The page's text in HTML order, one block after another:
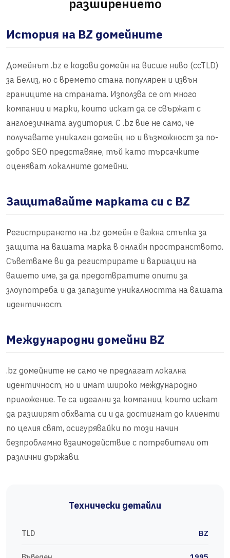
разширението
История на BZ домейните
Домейнът .bz е кодови домейн на висше ниво (ccTLD)
за Белиз, но с времето стана популярен и извън
границите на страната. Използва се от много
компании и марки, които искат да се свържат с
англоезичната аудитория. С .bz вие не само, че
получавате уникален домейн, но и възможност за по-
добро SEO представяне, тъй като търсачките
оценяват локалните домейни.
Защитавайте марката си с BZ
Регистрирането на .bz домейн е важна стъпка за
защита на вашата марка в онлайн пространството.
Съветваме ви да регистрирате и вариации на
вашето име, за да предотвратите опити за
злоупотреба и да запазите уникалността на вашата
идентичност.
Международни домейни BZ
.bz домейните не само че предлагат локална
идентичност, но и имат широко международно
приложение. Те са идеални за компании, които искат
да разширят обхвата си и да достигнат до клиенти
по целия свят, осигурявайки по този начин
безпроблемно взаимодействие с потребители от
различни държави.
Технически детайли
TLD BZ